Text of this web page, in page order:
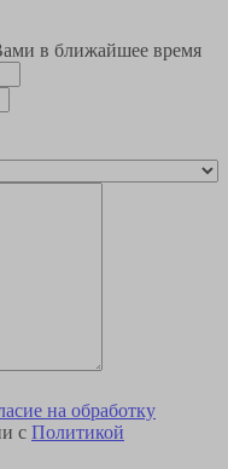
в ближайшее время
на обработку
с Политикой